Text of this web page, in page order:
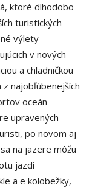
ktoré dlhodobo
turistických
výlety
v nových
a chladničkou
najobľúbenejších
oceán
upravených
po novom aj
na jazere môžu
jazdí
a e kolobežky,